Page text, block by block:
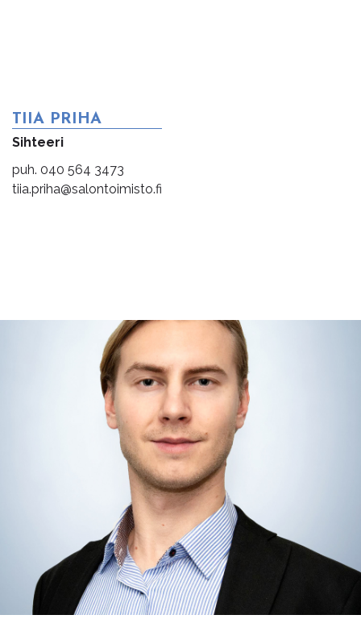
TIIA PRIHA
Sihteeri
puh. 040 564 3473
tiia.priha@salontoimisto.fi